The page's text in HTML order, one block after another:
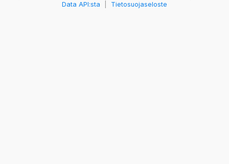
Data API:sta
Tietosuojaseloste